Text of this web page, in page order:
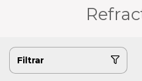
Filtrar